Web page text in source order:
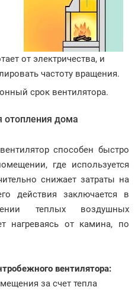
от электричества, и
частоту вращения.
срок вентилятора.
отопления дома
способен быстро
где используется
снижает затраты на
действия заключается в
теплых воздушных
нагреваясь от камина, по
вентилятора:
за счет тепла